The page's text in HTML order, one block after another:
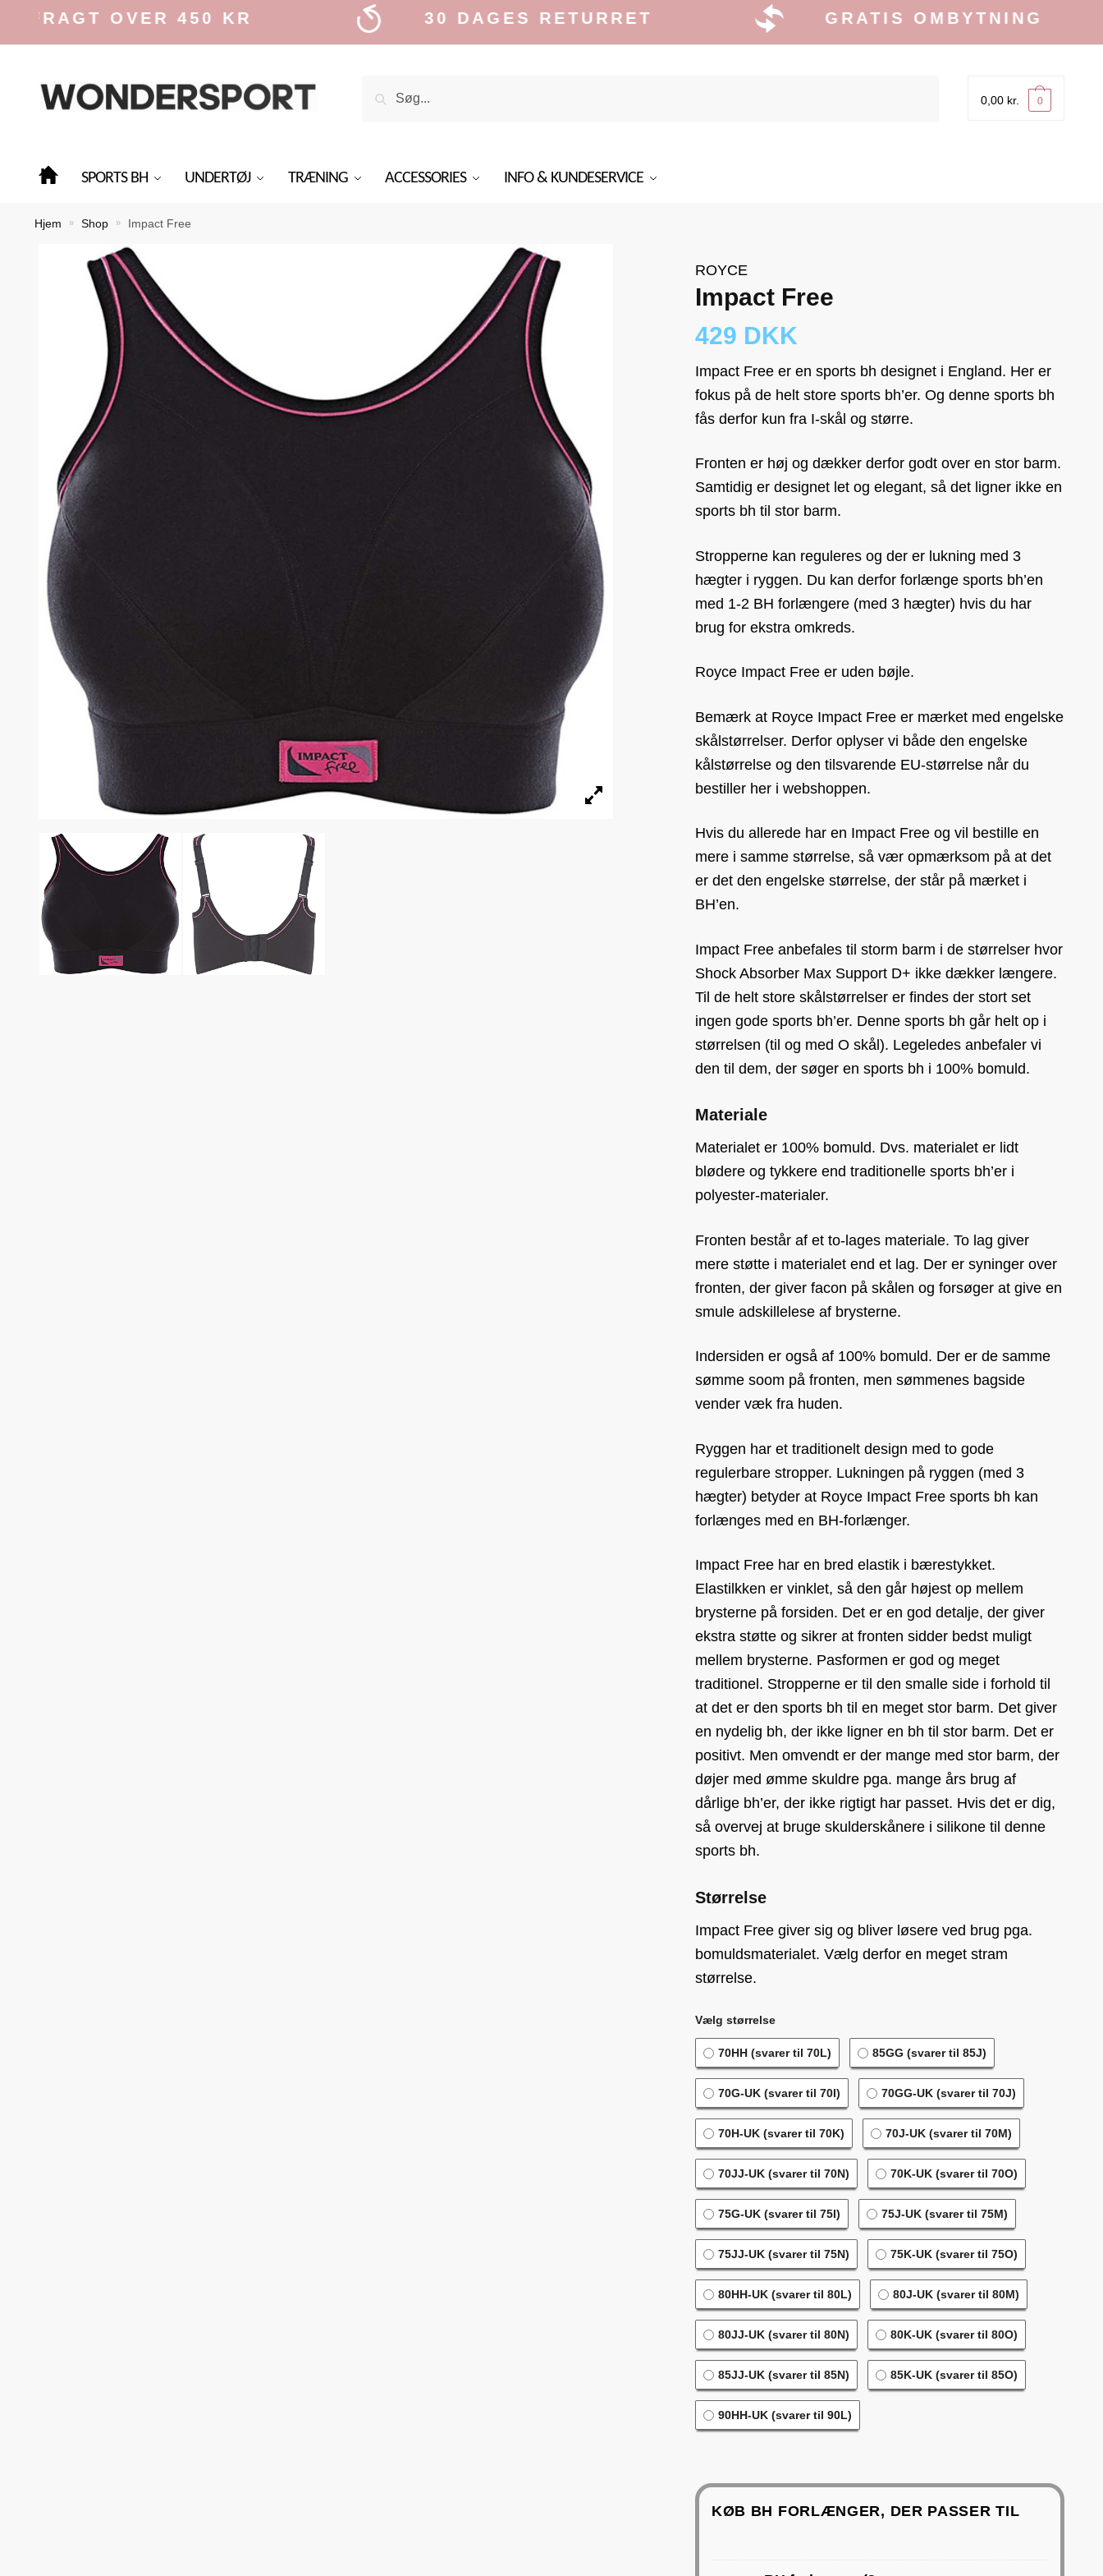
OVER 450 KR 30 DAGES RETURRET GRATIS OMBYTNING
0,00 kr. 0
SPORTS BH UNDERTØJ TRÆNING ACCESSORIES INFO & KUNDESERVICE
Hjem » Shop » Impact Free
ROYCE
Impact Free
429 DKK
Impact Free er en sports bh designet i England. Her er
fokus på de helt store sports bh’er. Og denne sports bh
fås derfor kun fra I-skål og større.
Fronten er høj og dækker derfor godt over en stor barm.
Samtidig er designet let og elegant, så det ligner ikke en
sports bh til stor barm.
Stropperne kan reguleres og der er lukning med 3
hægter i ryggen. Du kan derfor forlænge sports bh’en
med 1-2 BH forlængere (med 3 hægter) hvis du har
brug for ekstra omkreds.
Royce Impact Free er uden bøjle.
Bemærk at Royce Impact Free er mærket med engelske
skålstørrelser. Derfor oplyser vi både den engelske
kålstørrelse og den tilsvarende EU-størrelse når du
bestiller her i webshoppen.
Hvis du allerede har en Impact Free og vil bestille en
mere i samme størrelse, så vær opmærksom på at det
er det den engelske størrelse, der står på mærket i
BH’en.
Impact Free anbefales til storm barm i de størrelser hvor
Shock Absorber Max Support D+ ikke dækker længere.
Til de helt store skålstørrelser er findes der stort set
ingen gode sports bh’er. Denne sports bh går helt op i
størrelsen (til og med O skål). Legeledes anbefaler vi
den til dem, der søger en sports bh i 100% bomuld.
Materiale
Materialet er 100% bomuld. Dvs. materialet er lidt
blødere og tykkere end traditionelle sports bh’er i
polyester-materialer.
Fronten består af et to-lages materiale. To lag giver
mere støtte i materialet end et lag. Der er syninger over
fronten, der giver facon på skålen og forsøger at give en
smule adskillelese af brysterne.
Indersiden er også af 100% bomuld. Der er de samme
sømme soom på fronten, men sømmenes bagside
vender væk fra huden.
Ryggen har et traditionelt design med to gode
regulerbare stropper. Lukningen på ryggen (med 3
hægter) betyder at Royce Impact Free sports bh kan
forlænges med en BH-forlænger.
Impact Free har en bred elastik i bærestykket.
Elastilkken er vinklet, så den går højest op mellem
brysterne på forsiden. Det er en god detalje, der giver
ekstra støtte og sikrer at fronten sidder bedst muligt
mellem brysterne. Pasformen er god og meget
traditionel. Stropperne er til den smalle side i forhold til
at det er den sports bh til en meget stor barm. Det giver
en nydelig bh, der ikke ligner en bh til stor barm. Det er
positivt. Men omvendt er der mange med stor barm, der
døjer med ømme skuldre pga. mange års brug af
dårlige bh’er, der ikke rigtigt har passet. Hvis det er dig,
så overvej at bruge skulderskånere i silikone til denne
sports bh.
Størrelse
Impact Free giver sig og bliver løsere ved brug pga.
bomuldsmaterialet. Vælg derfor en meget stram
størrelse.
Vælg størrelse
70HH (svarer til 70L) 85GG (svarer til 85J)
70G-UK (svarer til 70I) 70GG-UK (svarer til 70J)
70H-UK (svarer til 70K) 70J-UK (svarer til 70M)
70JJ-UK (svarer til 70N) 70K-UK (svarer til 70O)
75G-UK (svarer til 75I) 75J-UK (svarer til 75M)
75JJ-UK (svarer til 75N) 75K-UK (svarer til 75O)
80HH-UK (svarer til 80L) 80J-UK (svarer til 80M)
80JJ-UK (svarer til 80N) 80K-UK (svarer til 80O)
85JJ-UK (svarer til 85N) 85K-UK (svarer til 85O)
90HH-UK (svarer til 90L)
KØB BH FORLÆNGER, DER PASSER TIL